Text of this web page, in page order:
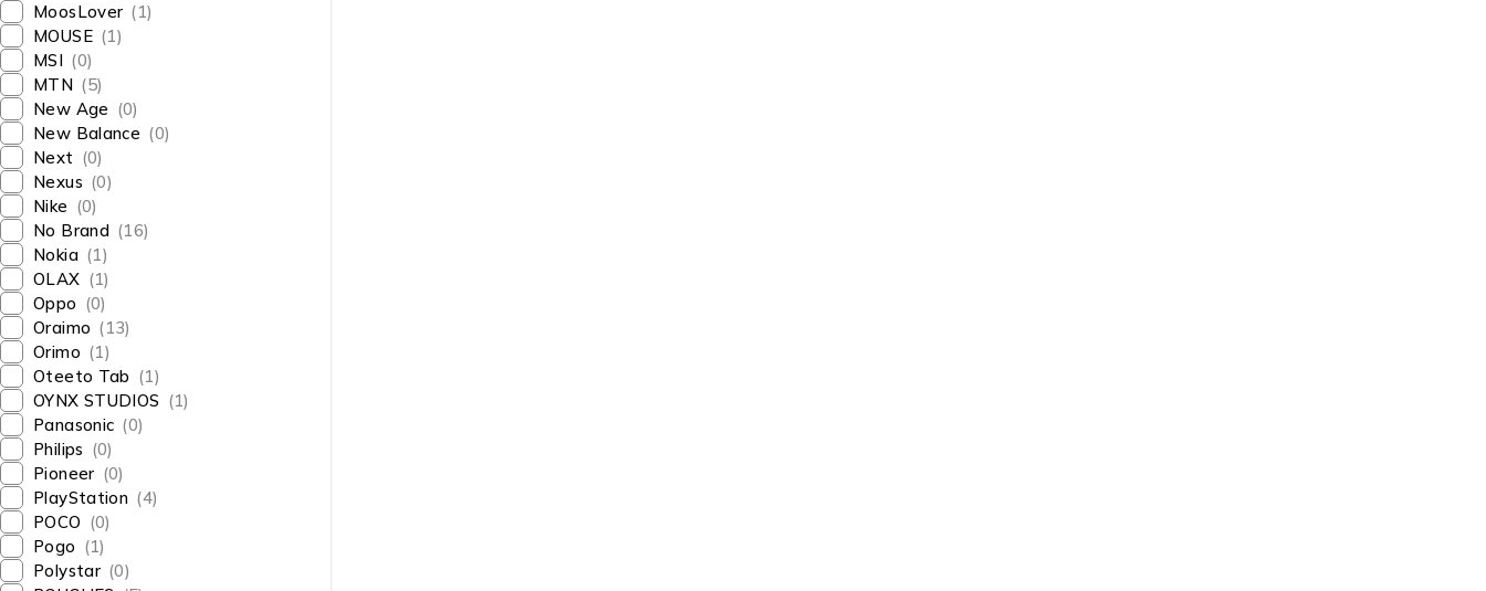
MoosLover (1)
MOUSE (1)
MSI (0)
MTN (5)
New Age (0)
New Balance (0)
Next (0)
Nexus (0)
Nike (0)
No Brand (16)
Nokia (1)
OLAX (1)
Oppo (0)
Oraimo (13)
Orimo (1)
Oteeto Tab (1)
OYNX STUDIOS (1)
Panasonic (0)
Philips (0)
Pioneer (0)
PlayStation (4)
POCO (0)
Pogo (1)
Polystar (0)